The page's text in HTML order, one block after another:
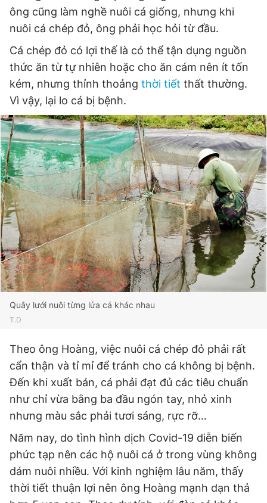
ông cũng làm nghề nuôi cá giống, nhưng khi
nuôi cá chép đỏ, ông phải học hỏi từ đầu.
Cá chép đỏ có lợi thế là có thể tận dụng nguồn
thức ăn từ tự nhiên hoặc cho ăn cám nên ít tốn
kém, nhưng thỉnh thoảng thời tiết thất thường.
Vì vậy, lại lo cá bị bệnh.
Quây lưới nuôi từng lứa cá khác nhau
T.D
Theo ông Hoàng, việc nuôi cá chép đỏ phải rất
cẩn thận và tỉ mỉ để tránh cho cá không bị bệnh.
Đến khi xuất bán, cá phải đạt đủ các tiêu chuẩn
như chỉ vừa bằng ba đầu ngón tay, nhỏ xinh
nhưng màu sắc phải tươi sáng, rực rỡ…
Năm nay, do tình hình dịch Covid-19 diễn biến
phức tạp nên các hộ nuôi cá ở trong vùng không
dám nuôi nhiều. Với kinh nghiệm lâu năm, thấy
thời tiết thuận lợi nên ông Hoàng mạnh dạn thả